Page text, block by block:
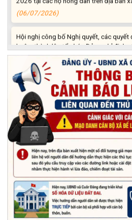
(06/07/2026)
buôn, thành lập tổ chức Đảng, chỉ định
buôn, trưởng Ban công tác Mặt trận
(03/07/2026)
Xã Cuôr Đăng đã tổ chức lễ kỷ niệm 85
Người cao tuổi Việt Nam (06/06/
chức mừng thọ, chúc thọ Người cao tuổi
(05/06/2026)
PHÁT ĐỘNG THAM GIA CUỘC THI
TẠO VÀO CUỘC SỐNG – AI FOR LIFE
TỈNH ĐẮK LẮK
(29/05/2026)
Nhiệt liệt chào mừng Ngày Khoa học,
sáng tạo Việt Nam 18/5"